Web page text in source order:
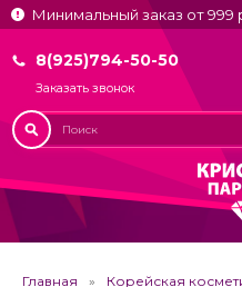
Минимальный заказ от 999
8(925)794-50-50
Заказать звонок
Главная Корейская